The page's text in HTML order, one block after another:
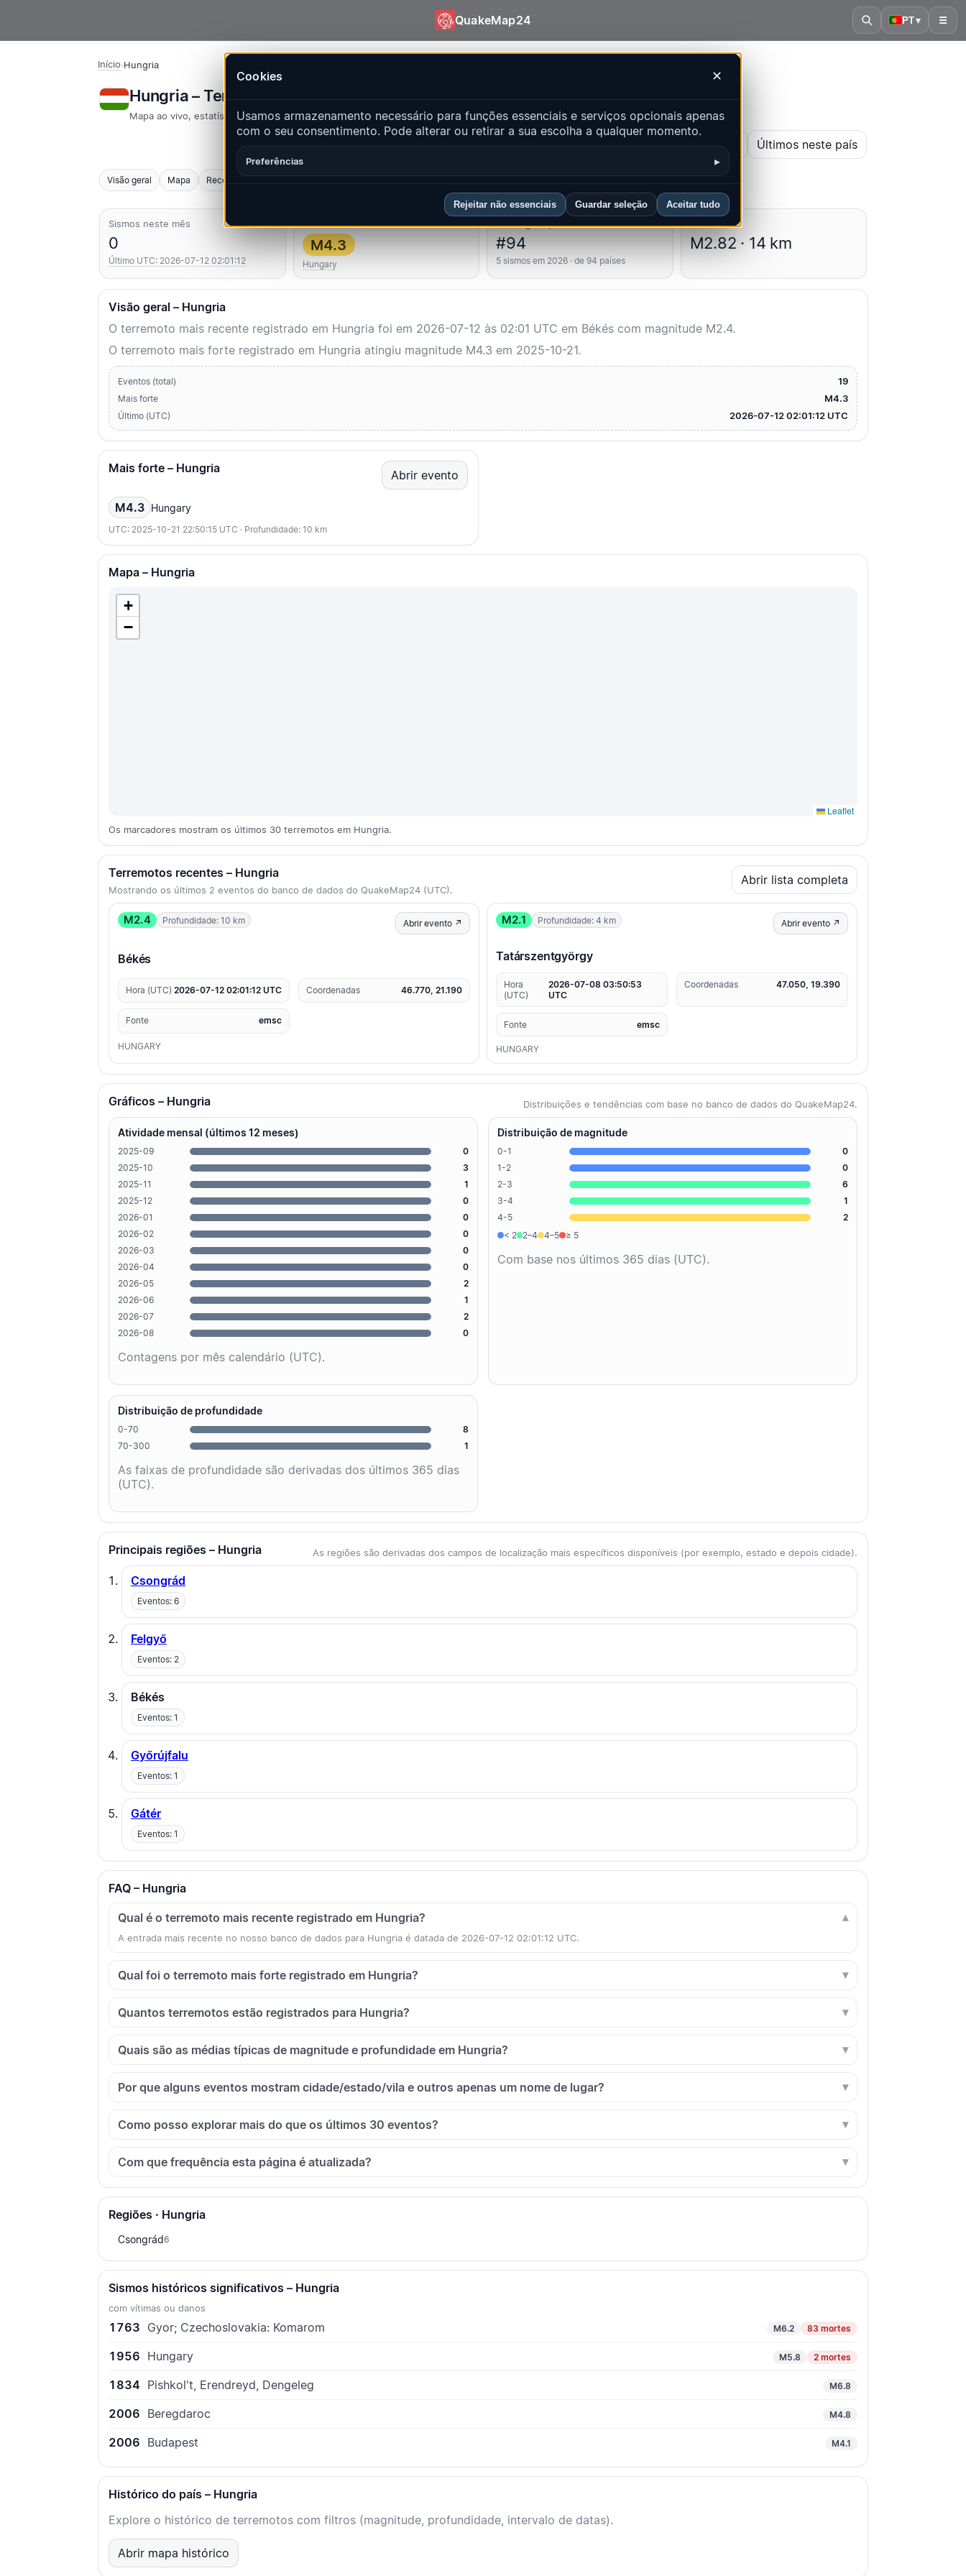
QuakeMap24 PT▾ ☰
Cookies ✕
Usamos armazenamento necessário para funções essenciais e serviços opcionais apenas
com o seu consentimento. Pode alterar ou retirar a sua escolha a qualquer momento.
Preferências ▸
Rejeitar não essenciais Guardar seleção Aceitar tudo
Início·Hungria
Hungria – Terremotos | QuakeMap24
Mapa ao vivo, estatísticas e eventos recentes
Abrir mapa histórico Últimos neste país
Visão geral Mapa Recentes
Sismos neste mês
0
Último UTC: 2026-07-12 02:01:12
Mais forte
M4.3
Hungary
Ranking do país
#94
5 sismos em 2026 · de 94 países
Médias
M2.82 · 14 km
Visão geral – Hungria
O terremoto mais recente registrado em Hungria foi em 2026-07-12 às 02:01 UTC em Békés com magnitude M2.4.
O terremoto mais forte registrado em Hungria atingiu magnitude M4.3 em 2025-10-21.
Eventos (total) 19
Mais forte M4.3
Último (UTC) 2026-07-12 02:01:12 UTC
Mais forte – Hungria Abrir evento
M4.3 Hungary
UTC: 2025-10-21 22:50:15 UTC · Profundidade: 10 km
Mapa – Hungria
+
−
Leaflet
Os marcadores mostram os últimos 30 terremotos em Hungria.
Terremotos recentes – Hungria
Mostrando os últimos 2 eventos do banco de dados do QuakeMap24 (UTC).
Abrir lista completa
M2.4 Profundidade: 10 km Abrir evento ↗
Békés
Hora (UTC) 2026-07-12 02:01:12 UTC Coordenadas 46.770, 21.190
Fonte emsc
HUNGARY
M2.1 Profundidade: 4 km Abrir evento ↗
Tatárszentgyörgy
Hora
(UTC)
2026-07-08 03:50:53
UTC
Coordenadas 47.050, 19.390
Fonte emsc
HUNGARY
Gráficos – Hungria Distribuições e tendências com base no banco de dados do QuakeMap24.
Atividade mensal (últimos 12 meses)
2025-09
0
2025-10
3
2025-11
1
2025-12
0
2026-01
0
2026-02
0
2026-03
0
2026-04
0
2026-05
2
2026-06
1
2026-07
2
2026-08
0
Contagens por mês calendário (UTC).
Distribuição de magnitude
0-1
0
1-2
0
2-3
6
3-4
1
4-5
2
< 2
2–4 4–5 ≥ 5
Com base nos últimos 365 dias (UTC).
Distribuição de profundidade
0-70
8
70-300
1
As faixas de profundidade são derivadas dos últimos 365 dias
(UTC).
Principais regiões – Hungria As regiões são derivadas dos campos de localização mais específicos disponíveis (por exemplo, estado e depois cidade).
Csongrád
Eventos: 6
Felgyő
Eventos: 2
Békés
Eventos: 1
Győrújfalu
Eventos: 1
Gátér
Eventos: 1
FAQ – Hungria
Qual é o terremoto mais recente registrado em Hungria?
A entrada mais recente no nosso banco de dados para Hungria é datada de 2026-07-12 02:01:12 UTC.
Qual foi o terremoto mais forte registrado em Hungria?
Quantos terremotos estão registrados para Hungria?
Quais são as médias típicas de magnitude e profundidade em Hungria?
Por que alguns eventos mostram cidade/estado/vila e outros apenas um nome de lugar?
Como posso explorar mais do que os últimos 30 eventos?
Com que frequência esta página é atualizada?
Regiões · Hungria
Csongrád6
Sismos históricos significativos – Hungria
com vítimas ou danos
1763 Gyor; Czechoslovakia: Komarom M6.2 83 mortes
1956 Hungary M5.8 2 mortes
1834 Pishkol't, Erendreyd, Dengeleg M6.8
2006 Beregdaroc M4.8
2006 Budapest M4.1
Histórico do país – Hungria
Explore o histórico de terremotos com filtros (magnitude, profundidade, intervalo de datas).
Abrir mapa histórico